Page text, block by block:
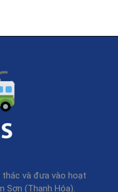
thác và đưa vào hoạt
Sơn (Thanh Hóa).